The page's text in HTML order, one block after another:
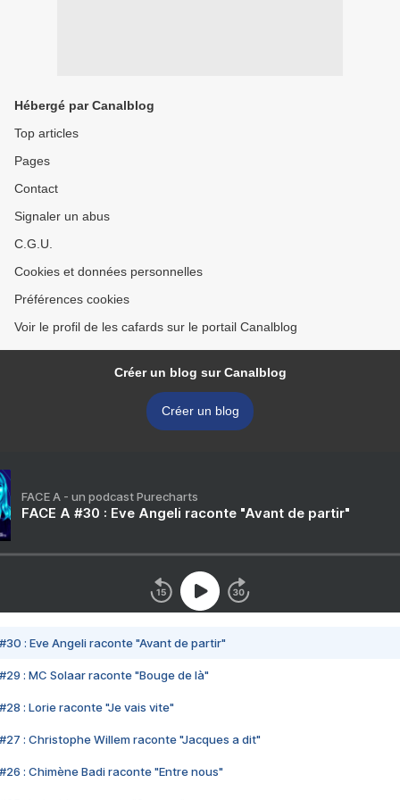
Hébergé par Canalblog
Top articles
Pages
Contact
Signaler un abus
C.G.U.
Cookies et données personnelles
Préférences cookies
Voir le profil de les cafards sur le portail Canalblog
Créer un blog sur Canalblog
Créer un blog
FACE A - un podcast Purecharts
FACE A #30 : Eve Angeli raconte "Avant de partir"
#30 : Eve Angeli raconte "Avant de partir"
#29 : MC Solaar raconte "Bouge de là"
#28 : Lorie raconte "Je vais vite"
#27 : Christophe Willem raconte "Jacques a dit"
#26 : Chimène Badi raconte "Entre nous"